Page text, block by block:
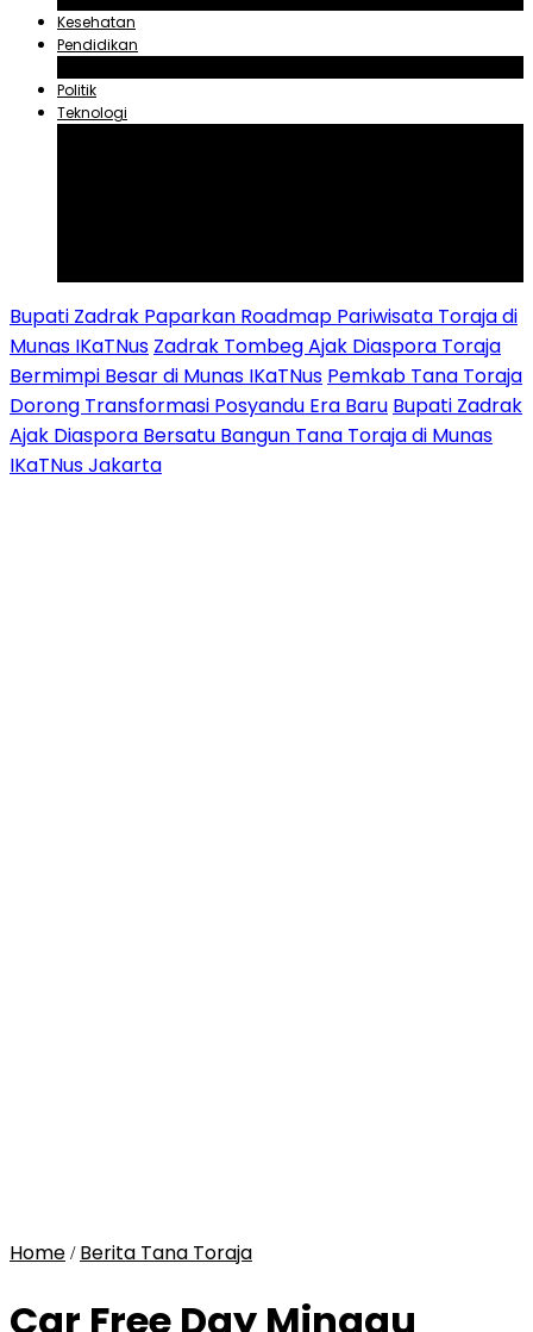
Kesehatan
Pendidikan
Politik
Teknologi
Bupati Zadrak Paparkan Roadmap Pariwisata Toraja di
Munas IKaTNus Zadrak Tombeg Ajak Diaspora Toraja
Bermimpi Besar di Munas IKaTNus Pemkab Tana Toraja
Dorong Transformasi Posyandu Era Baru Bupati Zadrak
Ajak Diaspora Bersatu Bangun Tana Toraja di Munas
IKaTNus Jakarta
Home / Berita Tana Toraja
Car Free Day Minggu